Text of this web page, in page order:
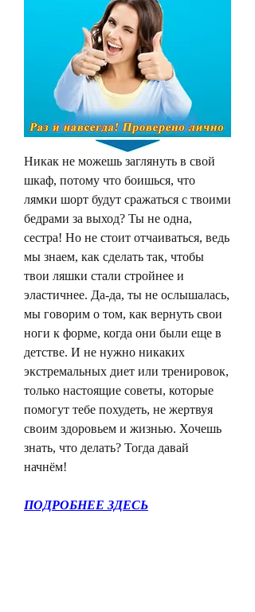
Никак не можешь заглянуть в свой
шкаф, потому что боишься, что
лямки шорт будут сражаться с твоими
бедрами за выход? Ты не одна,
сестра! Но не стоит отчаиваться, ведь
мы знаем, как сделать так, чтобы
твои ляшки стали стройнее и
эластичнее. Да-да, ты не ослышалась,
мы говорим о том, как вернуть свои
ноги к форме, когда они были еще в
детстве. И не нужно никаких
экстремальных диет или тренировок,
только настоящие советы, которые
помогут тебе похудеть, не жертвуя
своим здоровьем и жизнью. Хочешь
знать, что делать? Тогда давай
начнём!
ПОДРОБНЕЕ ЗДЕСЬ